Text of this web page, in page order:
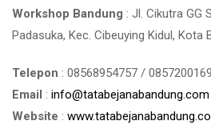
Workshop Bandung : Jl. Cikutra GG
Padasuka, Kec. Cibeuying Kidul, Kota
Telepon : 08568954757 /
Email : info@tatabejanabandung.com
Website :